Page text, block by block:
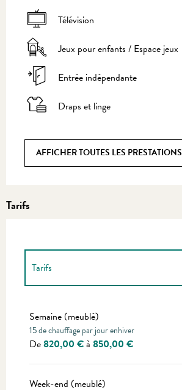
Télévision
Jeux pour enfants / Espace jeux
Entrée indépendante
Draps et linge
AFFICHER TOUTES LES PRESTATIONS
Tarifs
Tarifs
Semaine (meublé)
15 de chauffage par jour enhiver
De820,00 €à 850,00 €
Week-end (meublé)